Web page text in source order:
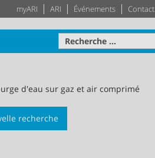
myARI ARI Événements Contact
d'eau sur gaz et air comprimé
recherche